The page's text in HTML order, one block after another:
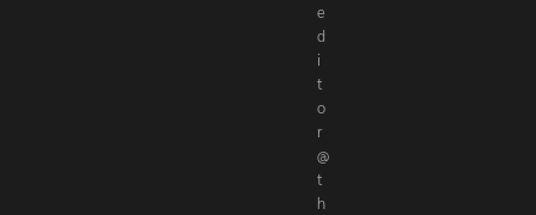
e
d
i
t
o
r
@
t
h